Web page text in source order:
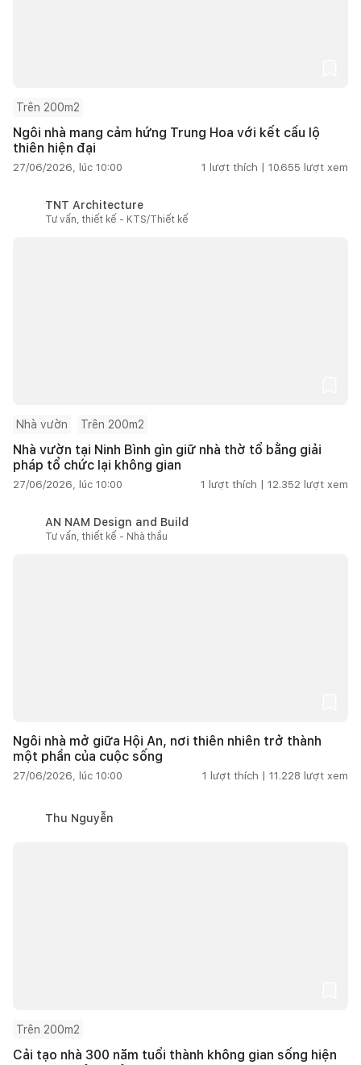
Trên 200m2
Ngôi nhà mang cảm hứng Trung Hoa với kết cấu lộ
thiên hiện đại
27/06/2026, lúc 10:00 1 lượt thích | 10.655 lượt xem
TNT Architecture
Tư vấn, thiết kế - KTS/Thiết kế
Nhà vườn Trên 200m2
Nhà vườn tại Ninh Bình gìn giữ nhà thờ tổ bằng giải
pháp tổ chức lại không gian
27/06/2026, lúc 10:00 1 lượt thích | 12.352 lượt xem
AN NAM Design and Build
Tư vấn, thiết kế - Nhà thầu
Ngôi nhà mở giữa Hội An, nơi thiên nhiên trở thành
một phần của cuộc sống
27/06/2026, lúc 10:00 1 lượt thích | 11.228 lượt xem
Thu Nguyễn
Trên 200m2
Cải tạo nhà 300 năm tuổi thành không gian sống hiện